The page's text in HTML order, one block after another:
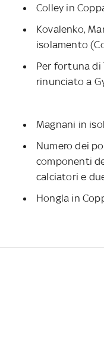
Colley in
Kovalenko,
isolamento
Per fortuna di
rinunciato a
Magnani in
Numero dei
componenti
calciatori e
Hongla in